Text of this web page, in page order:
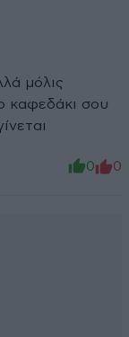
μόλις
καφεδάκι σου
0 0